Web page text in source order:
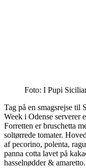
Foto: I Pupi
Tag på en smagsrejse
Week i Odense serverer
Forretten er bruschetta
soltørrede tomater.
af pecorino, polenta,
panna cotta lavet på
hasselnødder & amaretto.